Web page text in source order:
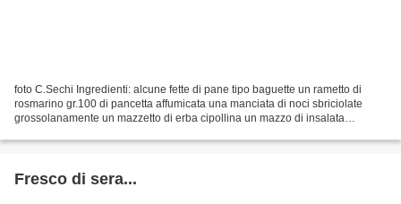
foto C.Sechi Ingredienti: alcune fette di pane tipo baguette un rametto di
rosmarino gr.100 di pancetta affumicata una manciata di noci sbriciolate
grossolanamente un mazzetto di erba cipollina un mazzo di insalata
Fresco di sera...